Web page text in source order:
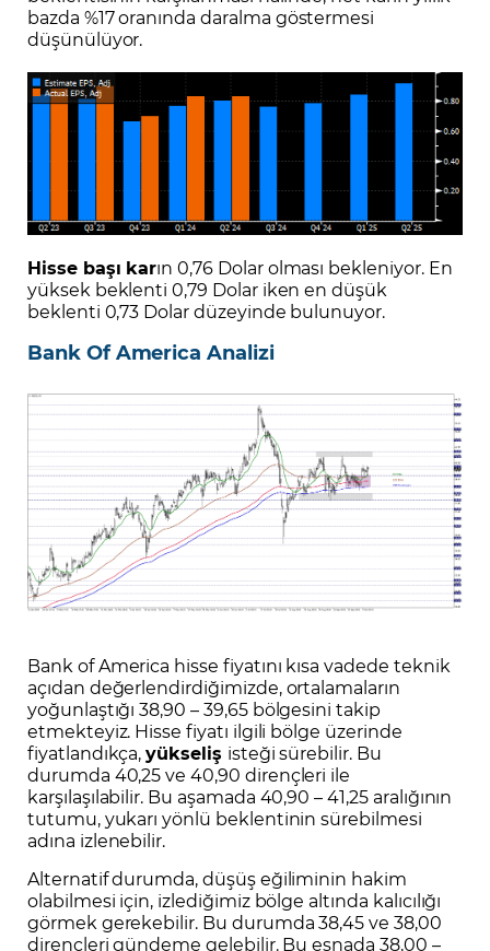
bazda %17 oranında daralma göstermesi
düşünülüyor.
Hisse başı karın 0,76 Dolar olması bekleniyor. En
yüksek beklenti 0,79 Dolar iken en düşük
beklenti 0,73 Dolar düzeyinde bulunuyor.
Bank Of America Analizi
Bank of America hisse fiyatını kısa vadede teknik
açıdan değerlendirdiğimizde, ortalamaların
yoğunlaştığı 38,90 – 39,65 bölgesini takip
etmekteyiz. Hisse fiyatı ilgili bölge üzerinde
fiyatlandıkça,yükseliş isteği sürebilir. Bu
durumda 40,25 ve 40,90 dirençleri ile
karşılaşılabilir. Bu aşamada 40,90 – 41,25 aralığının
tutumu, yukarı yönlü beklentinin sürebilmesi
adına izlenebilir.
Alternatif durumda, düşüş eğiliminin hakim
olabilmesi için, izlediğimiz bölge altında kalıcılığı
görmek gerekebilir. Bu durumda 38,45 ve 38,00
dirençleri gündeme gelebilir. Bu esnada 38,00 –